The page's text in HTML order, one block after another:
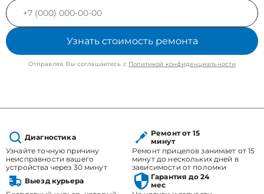
Узнать стоимость ремонта
Отправляя, Вы соглашаетесь с Политикой конфиденциальности
Диагностика
Узнайте точную причину
неисправности вашего
устройства через 30 минут
Ремонт от 15
минут
Ремонт прицелов занимает от 15
минут до нескольких дней в
зависимости от поломки
Выезд курьера
Гарантия до 24
мес